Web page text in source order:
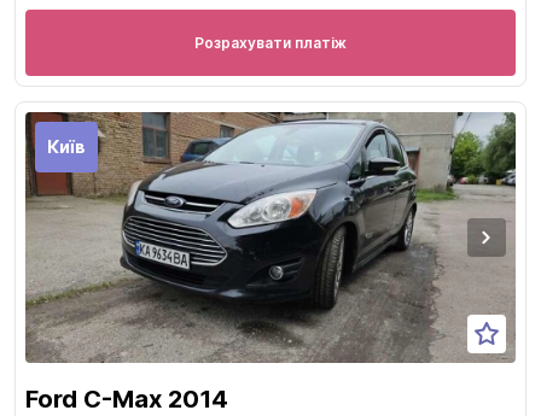
Розрахувати платіж
Київ
Ford C-Max 2014